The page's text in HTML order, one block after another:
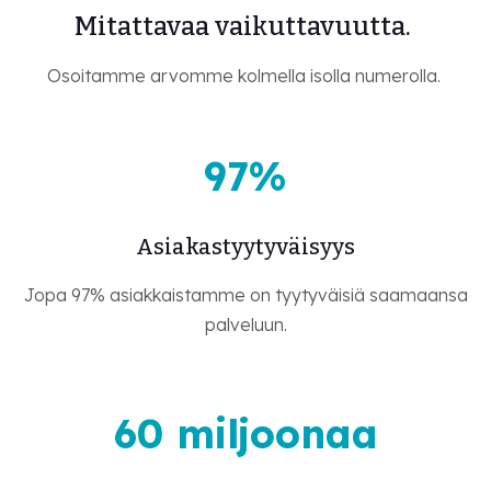
Mitattavaa vaikuttavuutta.
Osoitamme arvomme kolmella isolla numerolla.
97%
Asiakastyytyväisyys
Jopa 97% asiakkaistamme on tyytyväisiä saamaansa
palveluun.
60 miljoonaa